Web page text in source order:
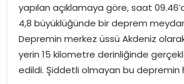
EKONOMI
MAGAZIN
DÜNYA
yapılan açıklamaya göre, saat
4,8 büyüklüğünde bir deprem
Depremin merkez üssü Akdeniz
yerin 15 kilometre derinliğinde
edildi. Şiddetli olmayan bu depremin